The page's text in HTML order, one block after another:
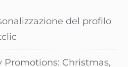
del profilo
Promotions: Christmas,